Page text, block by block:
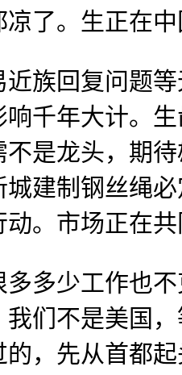
了。生正在
回复问题等
响千年大计。
不是龙头，期
城建制钢丝绳
动。市场正在
少工作也不
我们不是美国
的，先从首都